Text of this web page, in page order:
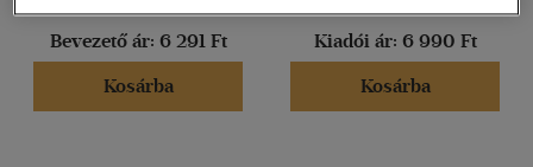
(134)
Bevezető ár: 6 291 Ft
Kosárba
Kiadói ár: 6 990 Ft
Kosárba